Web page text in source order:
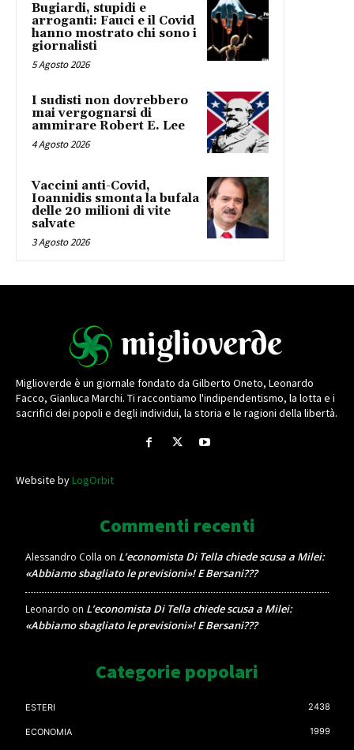
Bugiardi, stupidi e
arroganti: Fauci e il Covid
hanno mostrato chi sono i
giornalisti
5 Agosto 2026
I sudisti non dovrebbero
mai vergognarsi di
ammirare Robert E. Lee
4 Agosto 2026
Vaccini anti-Covid,
Ioannidis smonta la bufala
delle 20 milioni di vite
salvate
3 Agosto 2026
Miglioverde è un giornale fondato da Gilberto Oneto, Leonardo
Facco, Gianluca Marchi. Ti raccontiamo l'indipendentismo, la lotta e i
sacrifici dei popoli e degli individui, la storia e le ragioni della libertà.
Website byLogOrbit
Commenti recenti
Alessandro Colla on L’economista Di Tella chiede scusa a Milei:
«Abbiamo sbagliato le previsioni»! E Bersani???
Leonardo on L’economista Di Tella chiede scusa a Milei:
«Abbiamo sbagliato le previsioni»! E Bersani???
Categorie popolari
ESTERI 2438
ECONOMIA 1999